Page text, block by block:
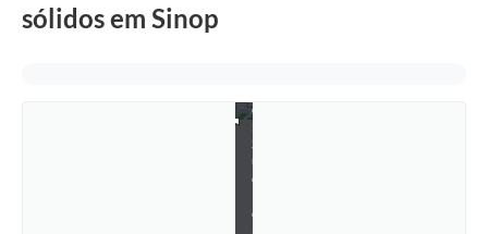
sólidos em Sinop
o
:
S
u
e
e